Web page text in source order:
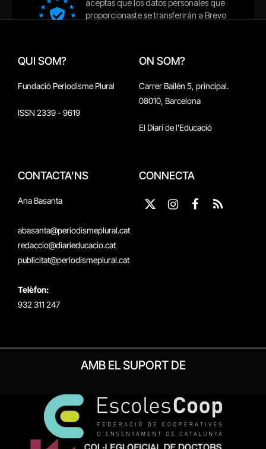
QUI SOM?
Fundació Periodisme Plural
ISSN 2339 - 9619
ON SOM?
Carrer Bailén 5, principal.
08010, Barcelona
El Diari de l'Educació
CONTACTA'NS
Ana Basanta
abasanta@periodismeplural.cat
redaccio@diarieducacio.cat
publicitat@periodismeplural.cat
Telèfon:
932 311 247
CONNECTA
X
Instagram
Facebook
RSS
AMB EL SUPORT DE